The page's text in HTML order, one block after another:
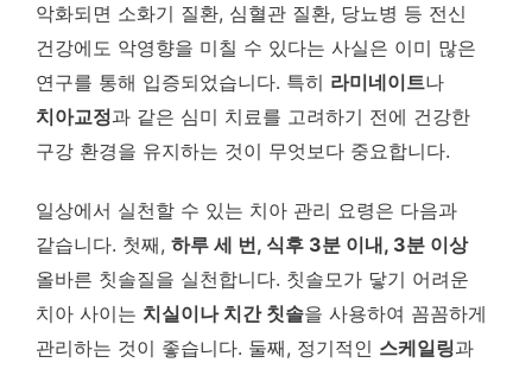
악화되면 소화기 질환, 심혈관 질환, 당뇨병 등 전신
건강에도 악영향을 미칠 수 있다는 사실은 이미 많은
연구를 통해 입증되었습니다. 특히 라미네이트나
치아교정과 같은 심미 치료를 고려하기 전에 건강한
구강 환경을 유지하는 것이 무엇보다 중요합니다.
일상에서 실천할 수 있는 치아 관리 요령은 다음과
같습니다. 첫째, 하루 세 번, 식후 3분 이내, 3분 이상
올바른 칫솔질을 실천합니다. 칫솔모가 닿기 어려운
치아 사이는 치실이나 치간 칫솔을 사용하여 꼼꼼하게
관리하는 것이 좋습니다. 둘째, 정기적인 스케일링과